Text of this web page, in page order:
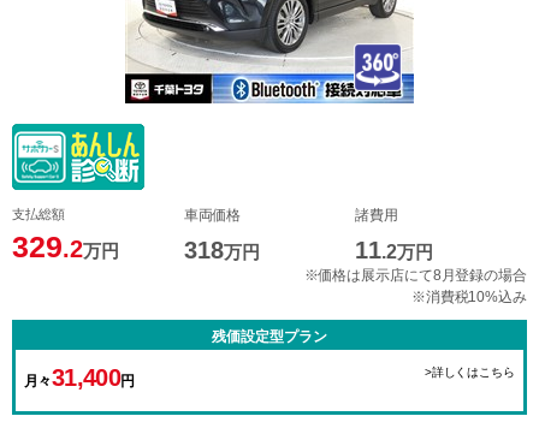
支払総額
329.2万円
車両価格
318万円
諸費用
11.2万円
※価格は展示店にて8月登録の場合
※消費税10%込み
残価設定型プラン
月々31,400円
>詳しくはこちら